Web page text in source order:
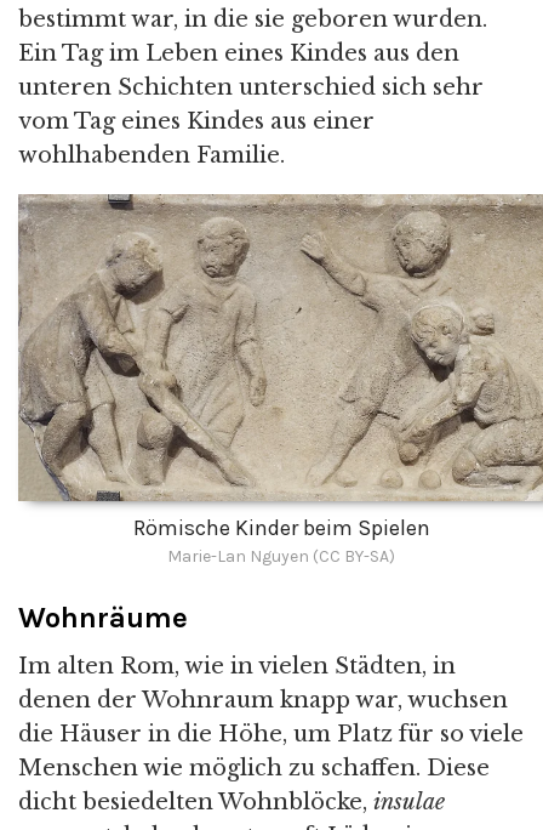
bestimmt war, in die sie geboren wurden.
Ein Tag im Leben eines Kindes aus den
unteren Schichten unterschied sich sehr
vom Tag eines Kindes aus einer
wohlhabenden Familie.
Römische Kinder beim Spielen
Marie-Lan Nguyen (CC BY-SA)
Wohnräume
Im alten Rom, wie in vielen Städten, in
denen der Wohnraum knapp war, wuchsen
die Häuser in die Höhe, um Platz für so viele
Menschen wie möglich zu schaffen. Diese
dicht besiedelten Wohnblöcke, insulae